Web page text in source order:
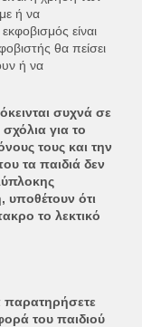
ή να
εκφοβισμός είναι
θα πείσει
ή να
συχνά σε
για το
τους και την
τα παιδιά δεν
ότι
το λεκτικό
του παιδιού